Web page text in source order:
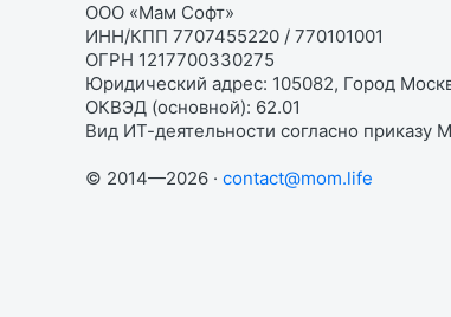
ООО «Мам Софт»
ИНН/КПП 7707455220 / 770101001
ОГРН 1217700330275
Юридический адрес: 105082, Город
ОКВЭД (основной): 62.01
Вид ИТ-деятельности согласно приказу
© 2014—2026 · contact@mom.life